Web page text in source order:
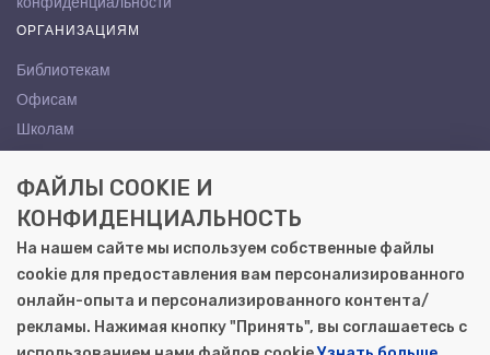
ОРГАНИЗАЦИЯМ
Библиотекам
Офисам
Школам
КОНТАКТЫ
Саратов, ул. Осипова, 10А
+7 (8452) 72-65-65
gemera@moya-kniga.ru
ФАЙЛЫ COOKIE И
КОНФИДЕНЦИАЛЬНОСТЬ
На нашем сайте мы используем собственные файлы
cookie для предоставления вам персонализированного
онлайн-опыта и персонализированного контента/
рекламы. Нажимая кнопку "Принять", вы соглашаетесь с